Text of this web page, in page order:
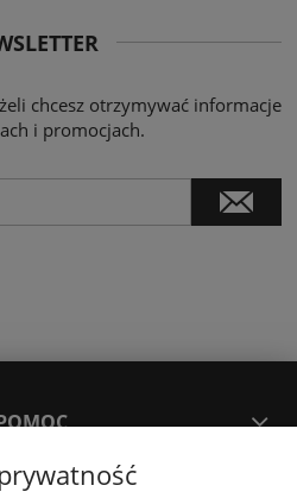
chcesz otrzymywać informacje
i promocjach.